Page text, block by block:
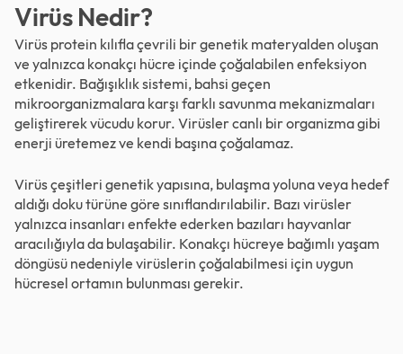
Virüs Nedir?
Virüs protein kılıfla çevrili bir genetik materyalden oluşan
ve yalnızca konakçı hücre içinde çoğalabilen enfeksiyon
etkenidir. Bağışıklık sistemi, bahsi geçen
mikroorganizmalara karşı farklı savunma mekanizmaları
geliştirerek vücudu korur. Virüsler canlı bir organizma gibi
enerji üretemez ve kendi başına çoğalamaz.
Virüs çeşitleri genetik yapısına, bulaşma yoluna veya hedef
aldığı doku türüne göre sınıflandırılabilir. Bazı virüsler
yalnızca insanları enfekte ederken bazıları hayvanlar
aracılığıyla da bulaşabilir. Konakçı hücreye bağımlı yaşam
döngüsü nedeniyle virüslerin çoğalabilmesi için uygun
hücresel ortamın bulunması gerekir.